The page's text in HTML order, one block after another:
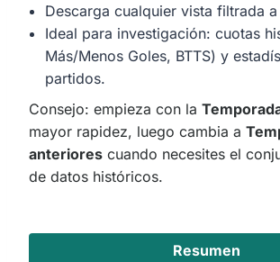
Descarga cualquier vista filtrada a
Ideal para investigación: cuotas
Más/Menos Goles, BTTS) y
partidos.
Consejo: empieza con la
mayor rapidez, luego cambia a
anteriores cuando necesites el
de datos históricos.
Resumen